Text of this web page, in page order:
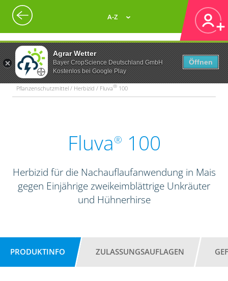
Agrar Wetter
Bayer CropScience Deutschland GmbH
Kostenlos bei Google Play
Öffnen
A-Z
Pflanzenschutzmittel / Herbizid / Fluva® 100
Fluva® 100
Herbizid für die Nachauflaufanwendung in Mais
gegen Einjährige zweikeimblättrige Unkräuter
und Hühnerhirse
PRODUKTINFO ZULASSUNGSAUFLAGEN